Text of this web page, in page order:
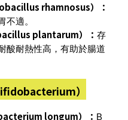
rhamnosus） ：
不適。
plantarum） ： 存
酸耐熱性高，有助於腸道
）
longum） ： B